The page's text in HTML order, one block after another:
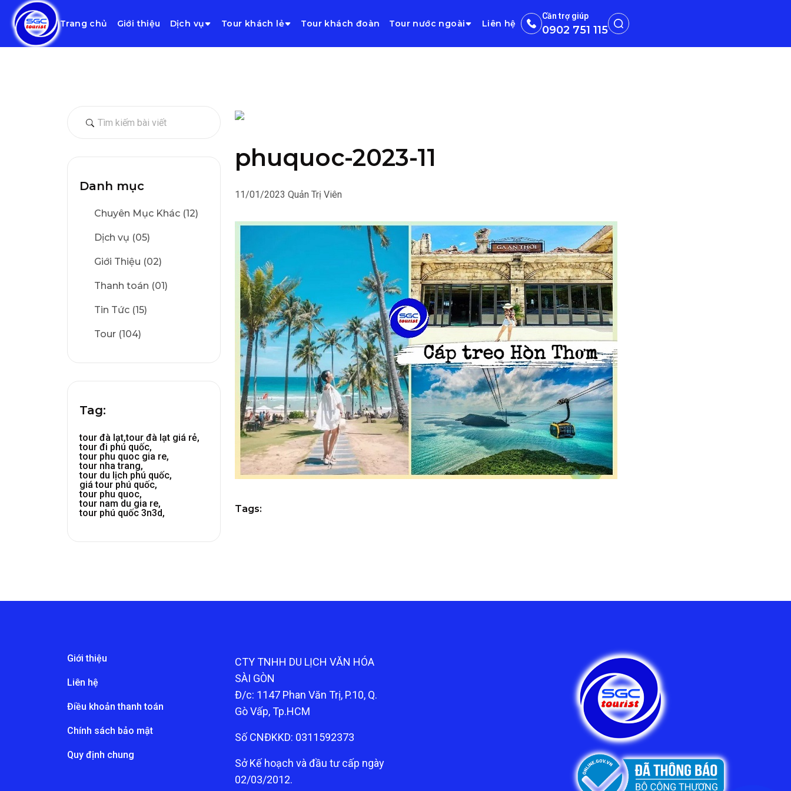
Trang chủ Giới thiệu Dịch vụ Tour khách lẻ Tour khách đoàn Tour nước ngoài Liên hệ
Cần trợ giúp
0902 751 115
Danh mục
Chuyên Mục Khác (12)
Dịch vụ (05)
Giới Thiệu (02)
Thanh toán (01)
Tin Tức (15)
Tour (104)
Tag:
tour đà lạt,tour đà lạt giá rẻ,
tour đi phú quốc,
tour phu quoc gia re,
tour nha trang,
tour du lịch phú quốc,
giá tour phú quốc,
tour phu quoc,
tour nam du gia re,
tour phú quốc 3n3d,
phuquoc-2023-11
11/01/2023 Quản Trị Viên
Tags:
Giới thiệu
Liên hệ
Điều khoản thanh toán
Chính sách bảo mật
Quy định chung
CTY TNHH DU LỊCH VĂN HÓA
SÀI GÒN
Đ/c: 1147 Phan Văn Trị, P.10, Q.
Gò Vấp, Tp.HCM
Số CNĐKKD: 0311592373
Sở Kế hoạch và đầu tư cấp ngày
02/03/2012.